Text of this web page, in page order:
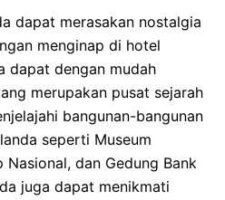
dapat merasakan nostalgia
menginap di hotel
dapat dengan mudah
merupakan pusat sejarah
bangunan-bangunan
seperti Museum
Nasional, dan Gedung Bank
juga dapat menikmati